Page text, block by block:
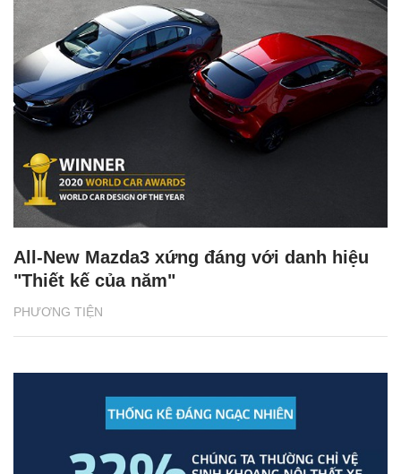
PHƯƠNG TIỆN
All-New Mazda3 xứng đáng với danh hiệu
"Thiết kế của năm"